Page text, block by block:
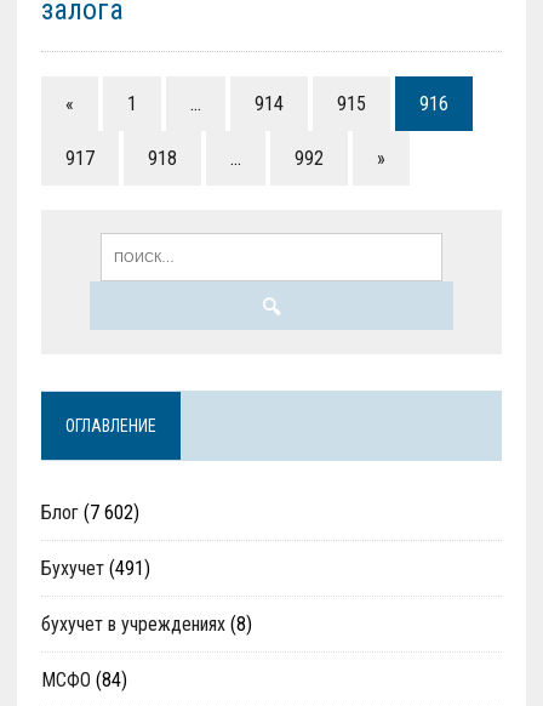
залога
« 1 … 914 915 916
917 918 … 992 »
ОГЛАВЛЕНИЕ
Блог(7 602)
Бухучет(491)
бухучет в учреждениях(8)
МСФО (84)